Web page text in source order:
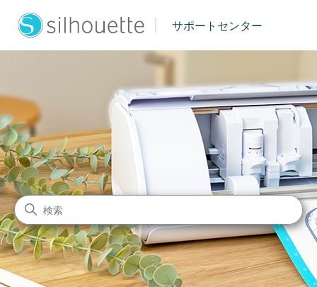
サポートセンター
シルエットジャパン サポート
検索